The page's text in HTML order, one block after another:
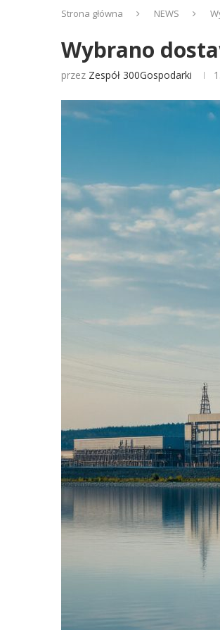
Strona główna NEWS
Wybrano
przez Zespół 300Gospodarki